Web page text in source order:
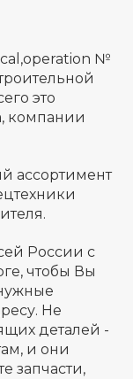
№
это
компании
ассортимент
России с
чтобы Вы
Не
деталей -
и они
запчасти,